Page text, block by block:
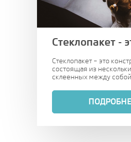
Стеклопакет -
Стеклопакет – это
состоящая из
склеенных между собой